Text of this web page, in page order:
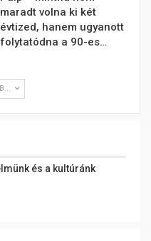
maradt volna ki két
évtized, hanem ugyanott
folytatódna a 90-es…
és a kultúránk